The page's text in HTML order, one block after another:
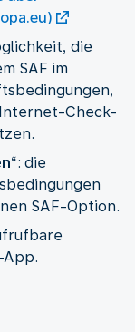
die
SAF im
Check-
“: die
SAF-Option.
App.